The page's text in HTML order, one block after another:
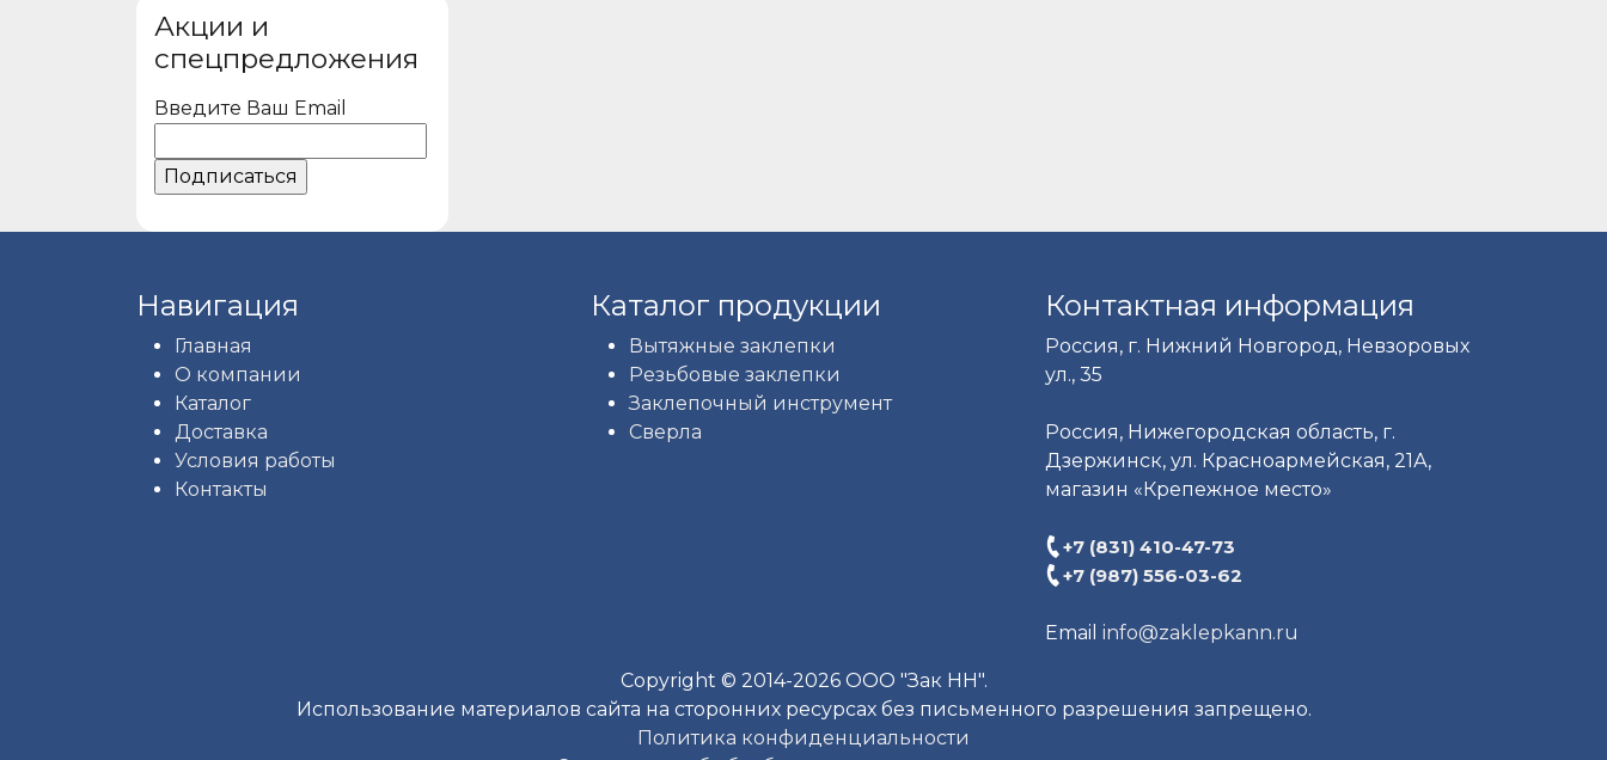
Акции и
спецпредложения
Введите Ваш Email
Навигация
Главная
О компании
Каталог
Доставка
Условия работы
Контакты
Каталог продукции
Вытяжные заклепки
Резьбовые заклепки
Заклепочный инструмент
Сверла
Контактная информация
Россия, г. Нижний Новгород, Невзоровых
ул., 35
Россия, Нижегородская область, г.
Дзержинск, ул. Красноармейская, 21А,
магазин «Крепежное место»
+7 (831) 410-47-73
+7 (987) 556-03-62
Email info@zaklepkann.ru
Copyright © 2014-2026 ООО "Зак НН".
Использование материалов сайта на сторонних ресурсах без письменного разрешения запрещено.
Политика конфиденциальности